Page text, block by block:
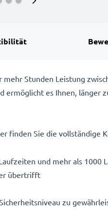
Stunden Leistung
ermöglicht es Ihnen, länger
finden Sie die vollständige
und mehr als
übertrifft
zu